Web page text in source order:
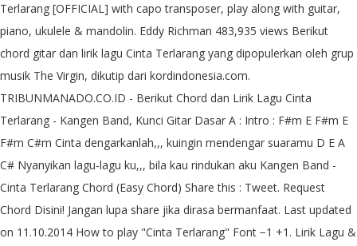
Terlarang [OFFICIAL] with capo transposer, play along with guitar,
piano, ukulele & mandolin. Eddy Richman 483,935 views Berikut
chord gitar dan lirik lagu Cinta Terlarang yang dipopulerkan oleh grup
musik The Virgin, dikutip dari kordindonesia.com.
TRIBUNMANADO.CO.ID - Berikut Chord dan Lirik Lagu Cinta
Terlarang - Kangen Band, Kunci Gitar Dasar A : Intro : F#m E F#m E
F#m C#m Cinta dengarkanlah,,, kuingin mendengar suaramu D E A
C# Nyanyikan lagu-lagu ku,,, bila kau rindukan aku Kangen Band -
Cinta Terlarang Chord (Easy Chord) Share this : Tweet. Request
Chord Disini! Jangan lupa share jika dirasa bermanfaat. Last updated
on 11.10.2014 How to play "Cinta Terlarang" Font −1 +1. Lirik Lagu &